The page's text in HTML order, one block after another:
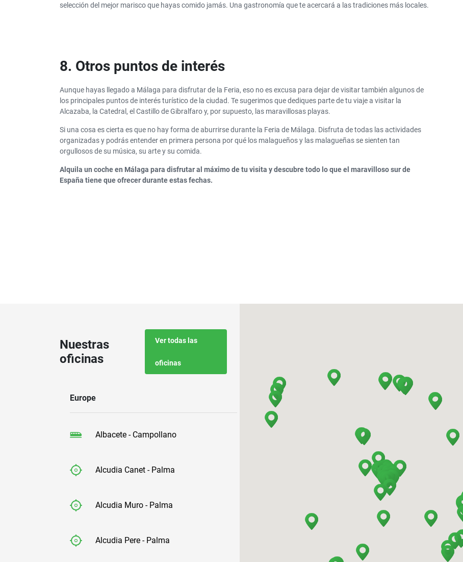
selección del mejor marisco que hayas comido jamás. Una gastronomía que te acercará a las tradiciones más locales.
8. Otros puntos de interés
Aunque hayas llegado a Málaga para disfrutar de la Feria, eso no es excusa para dejar de visitar también algunos de
los principales puntos de interés turístico de la ciudad. Te sugerimos que dediques parte de tu viaje a visitar la
Alcazaba, la Catedral, el Castillo de Gibralfaro y, por supuesto, las maravillosas playas.
Si una cosa es cierta es que no hay forma de aburrirse durante la Feria de Málaga. Disfruta de todas las actividades
organizadas y podrás entender en primera persona por qué los malagueños y las malagueñas se sienten tan
orgullosos de su música, su arte y su comida.
Alquila un coche en Málaga para disfrutar al máximo de tu visita y descubre todo lo que el maravilloso sur de
España tiene que ofrecer durante estas fechas.
Nuestras
oficinas
Ver todas las
oficinas
Europe
Albacete - Campollano
Alcudia Canet - Palma
Alcudia Muro - Palma
Alcudia Pere - Palma